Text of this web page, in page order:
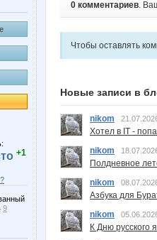
+1
?
9
0 комментариев.
Чтобы оставлять
Новые записи в
nikom
Хотел в IT -
nikom
Полдневное
nikom
Азбука для
nikom
К Дню русского